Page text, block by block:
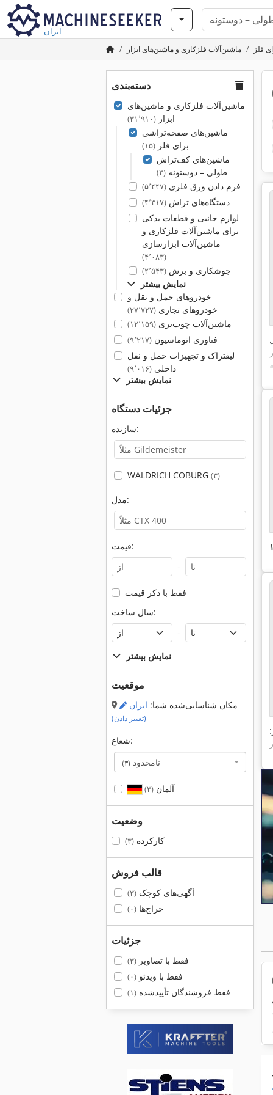
ایران
ماشین‌آلات فلزکاری و ماشین‌های ابزار فلز
دسته‌بندی
ماشین‌آلات فلزکاری و ماشین‌های
ابزار(۳۱٬۹۱۰)
ماشین‌های صفحه‌تراشی
برای فلز(۱۵)
ماشین‌های کف‌تراش
طولی – دوستونه(۳)
فرم دادن ورق فلزی(۵٬۴۴۷)
دستگاه‌های تراش(۴٬۳۱۷)
لوازم جانبی و قطعات یدکی
برای ماشین‌آلات فلزکاری و
ماشین‌آلات ابزارسازی
(۴٬۰۸۳)
جوشکاری و برش(۲٬۵۴۳)
نمایش بیشتر
خودروهای حمل و نقل و
خودروهای تجاری(۲۷٬۷۲۷)
ماشین‌آلات چوب‌بری(۱۲٬۱۵۹)
فناوری اتوماسیون(۹٬۲۱۷)
لیفتراک و تجهیزات حمل و نقل
داخلی(۹٬۰۱۶)
نمایش بیشتر
جزئیات دستگاه
سازنده:
WALDRICH COBURG (۳)
مدل:
قیمت:
-
فقط با ذکر قیمت
سال ساخت:
-
نمایش بیشتر
موقعیت
مکان شناسایی‌شده شما: ایران
(تغییر دادن)
شعاع:
نامحدود (۳)
آلمان(۳)
وضعیت
کارکرده(۳)
قالب فروش
آگهی‌های کوچک(۳)
حراج‌ها(۰)
جزئیات
فقط با تصاویر(۳)
فقط با ویدئو(۰)
فقط فروشندگان تأییدشده(۱)